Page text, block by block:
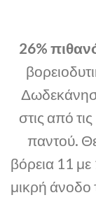
26%
στις από
παντού.
βόρεια 11
μικρή άνοδο